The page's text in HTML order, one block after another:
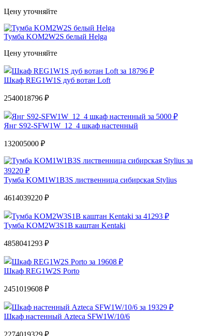
Цену уточняйте
Тумба KOM2W2S белый Helga
Цену уточняйте
Шкаф REG1W1S дуб вотан Loft
2540018796 ₽
Янг S92-SFW1W_12_4 шкаф настенный
132005000 ₽
Тумба KOM1W1B3S лиственница сибирская Stylius
4614039220 ₽
Тумба KOM2W3S1B каштан Kentaki
4858041293 ₽
Шкаф REG1W2S Porto
2451019608 ₽
Шкаф настенный Azteca SFW1W/10/6
2274019329 ₽